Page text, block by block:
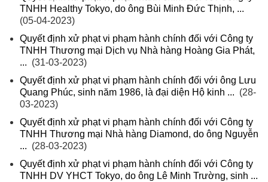
TNHH Healthy Tokyo, do ông Bùi Minh Đức Thịnh, ...
(05-04-2023)
Quyết định xử phạt vi phạm hành chính đối với Công ty
TNHH Thương mại Dịch vụ Nhà hàng Hoàng Gia Phát,
... (31-03-2023)
Quyết định xử phạt vi phạm hành chính đối với ông Lưu
Quang Phúc, sinh năm 1986, là đại diện Hộ kinh ... (28-
03-2023)
Quyết định xử phạt vi phạm hành chính đối với Công ty
TNHH Thương mại Nhà hàng Diamond, do ông Nguyễn
... (28-03-2023)
Quyết định xử phạt vi phạm hành chính đối với Công ty
TNHH DV YHCT Tokyo, do ông Lê Minh Trường, sinh ...